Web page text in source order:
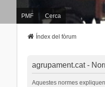
PMF Cerca
Índex del fòrum
agrupament.cat -
Aquestes normes expliquen